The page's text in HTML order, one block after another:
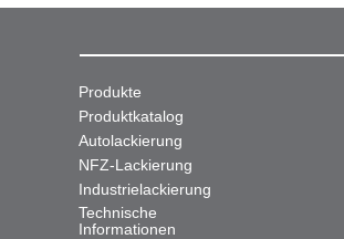
Produkte
Produktkatalog
Autolackierung
NFZ-Lackierung
Industrielackierung
Technische
Informationen